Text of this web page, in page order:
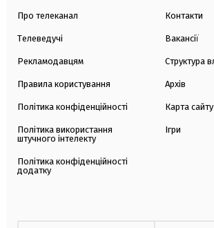
Про телеканал
Телеведучі
Рекламодавцям
Правила користування
Політика конфіденційності
Політика використання
штучного інтелекту
Політика конфіденційності
додатку
Контакти
Вакансії
Структура
Архів
Карта сайту
Ігри